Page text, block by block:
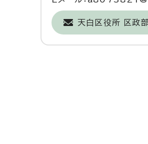
天白区役所 区政